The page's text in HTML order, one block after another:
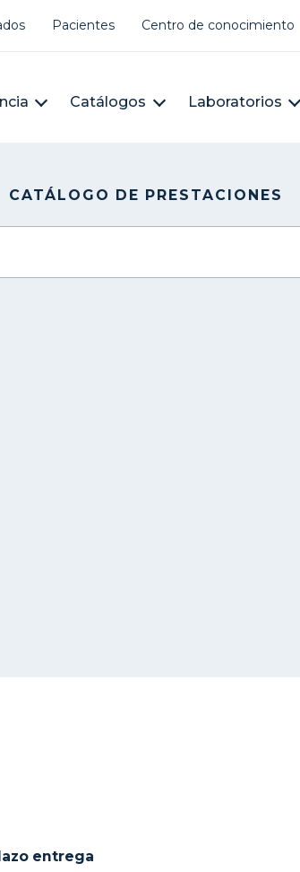
menu
Pacientes Centro de conocimiento
Catálogos Laboratorios
CATÁLOGO DE PRESTACIONES
entrega